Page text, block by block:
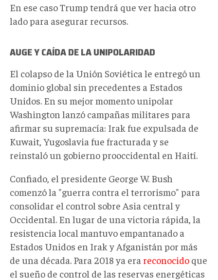
En ese caso Trump tendrá que ver hacia otro
lado para asegurar recursos.
AUGE Y CAÍDA DE LAUNIPOLARIDAD
El colapso de la Unión Soviética le entregó un
dominio global sin precedentes a Estados
Unidos. En su mejor momento unipolar
Washington lanzó campañas militares para
afirmar su supremacía: Irak fue expulsada de
Kuwait, Yugoslavia fue fracturada y se
reinstaló un gobierno prooccidental en Haití.
Confiado, el presidente George W. Bush
comenzó la "guerra contra el terrorismo" para
consolidar el control sobre Asia central y
Occidental. En lugar de una victoria rápida, la
resistencia local mantuvo empantanado a
Estados Unidos en Irak y Afganistán por más
de una década. Para 2018 ya era reconocido que
el sueño de control de las reservas energéticas